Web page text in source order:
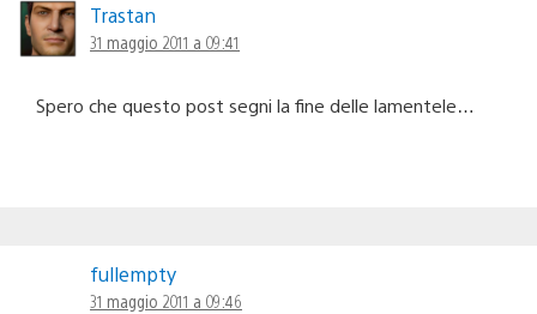
Trastan
31 maggio 2011 a 09:41
Spero che questo post segni la fine delle lamentele…
fullempty
31 maggio 2011 a 09:46